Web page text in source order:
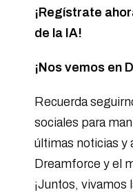
¡Regístrate
de la IA!
¡Nos vemos en
Recuerda
sociales para
últimas noticias y
Dreamforce y el
¡Juntos, vivamos